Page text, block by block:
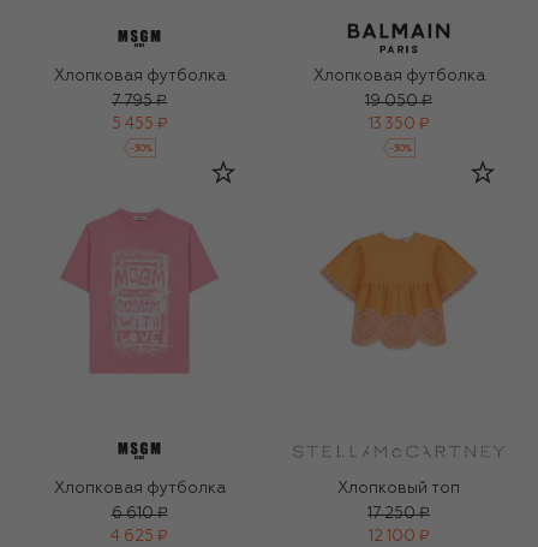
Хлопковая футболка
7 795 ₽
5 455 ₽
-30%
Хлопковая футболка
19 050 ₽
13 350 ₽
-30%
Хлопковая футболка
6 610 ₽
4 625 ₽
Хлопковый топ
17 250 ₽
12 100 ₽